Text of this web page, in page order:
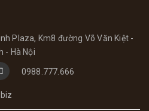
Plaza, Km8 đường Võ Văn Kiệt -
- Hà Nội
0988.777.666